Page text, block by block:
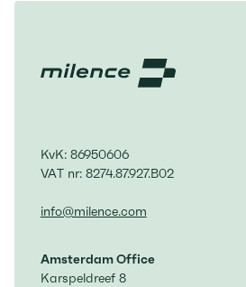
trasporto stradale elettric
KvK: 86950606
VAT nr: 8274.87.927.B02
info@milence.com
Amsterdam Office
Karspeldreef 8